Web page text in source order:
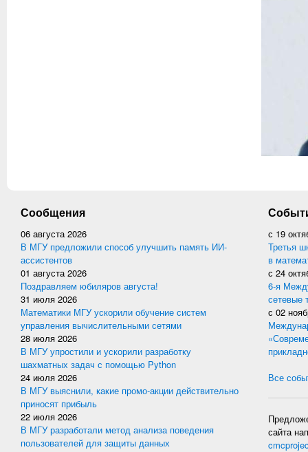
Сообщения
06 августа 2026
В МГУ предложили способ улучшить память ИИ-
ассистентов
01 августа 2026
Поздравляем юбиляров августа!
31 июля 2026
Математики МГУ ускорили обучение систем
управления вычислительными сетями
28 июля 2026
В МГУ упростили и ускорили разработку
шахматных задач с помощью Python
24 июля 2026
В МГУ выяснили, какие промо-акции действительно
приносят прибыль
22 июля 2026
В МГУ разработали метод анализа поведения
пользователей для защиты данных
с 19
Третья
в
с 24
6-я
сетевые
с 02
Все
сайта